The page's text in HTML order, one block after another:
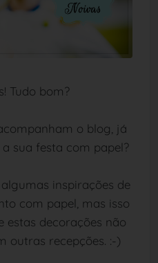
Tudo bom?
o blog, já
sua festa com papel?
inspirações de
com papel, mas isso
estas decorações não
outras recepções. :-)